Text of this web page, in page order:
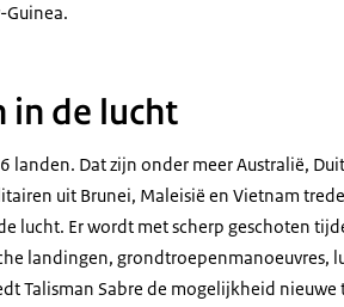
in de lucht
landen. Dat zijn onder meer Australië,
uit Brunei, Maleisië en Vietnam
lucht. Er wordt met scherp geschoten
landingen, grondtroepenmanoeuvres,
Talisman Sabre de mogelijkheid nieuwe